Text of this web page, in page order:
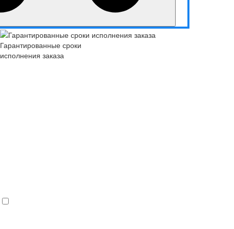
Гарантированные сроки
исполнения заказа